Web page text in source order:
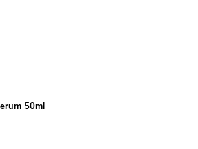
50ml